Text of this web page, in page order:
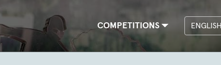
navigation
COMPETITIONS ENGLISH